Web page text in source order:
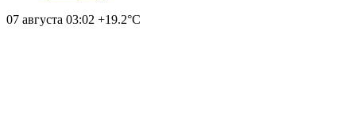
07 августа 03:02 +19.2°С